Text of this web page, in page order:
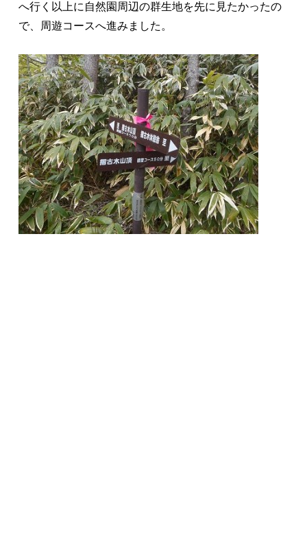
へ行く以上に自然園周辺の群生地を先に見たかったの
で、周遊コースへ進みました。